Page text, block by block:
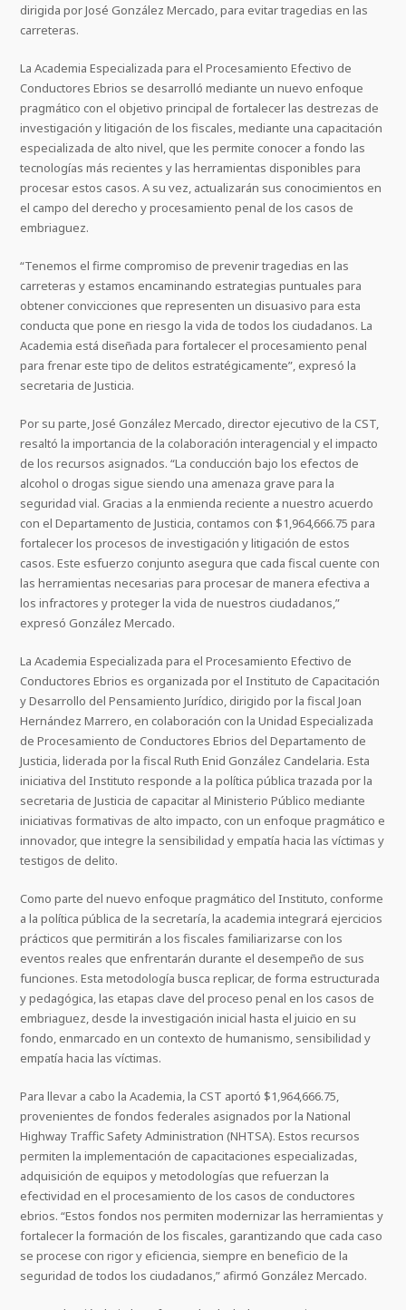
dirigida por José González Mercado, para evitar tragedias en las
carreteras.
La Academia Especializada para el Procesamiento Efectivo de
Conductores Ebrios se desarrolló mediante un nuevo enfoque
pragmático con el objetivo principal de fortalecer las destrezas de
investigación y litigación de los fiscales, mediante una capacitación
especializada de alto nivel, que les permite conocer a fondo las
tecnologías más recientes y las herramientas disponibles para
procesar estos casos. A su vez, actualizarán sus conocimientos en
el campo del derecho y procesamiento penal de los casos de
embriaguez.
“Tenemos el firme compromiso de prevenir tragedias en las
carreteras y estamos encaminando estrategias puntuales para
obtener convicciones que representen un disuasivo para esta
conducta que pone en riesgo la vida de todos los ciudadanos. La
Academia está diseñada para fortalecer el procesamiento penal
para frenar este tipo de delitos estratégicamente”, expresó la
secretaria de Justicia.
Por su parte, José González Mercado, director ejecutivo de la CST,
resaltó la importancia de la colaboración interagencial y el impacto
de los recursos asignados. “La conducción bajo los efectos de
alcohol o drogas sigue siendo una amenaza grave para la
seguridad vial. Gracias a la enmienda reciente a nuestro acuerdo
con el Departamento de Justicia, contamos con $1,964,666.75 para
fortalecer los procesos de investigación y litigación de estos
casos. Este esfuerzo conjunto asegura que cada fiscal cuente con
las herramientas necesarias para procesar de manera efectiva a
los infractores y proteger la vida de nuestros ciudadanos,”
expresó González Mercado.
La Academia Especializada para el Procesamiento Efectivo de
Conductores Ebrios es organizada por el Instituto de Capacitación
y Desarrollo del Pensamiento Jurídico, dirigido por la fiscal Joan
Hernández Marrero, en colaboración con la Unidad Especializada
de Procesamiento de Conductores Ebrios del Departamento de
Justicia, liderada por la fiscal Ruth Enid González Candelaria. Esta
iniciativa del Instituto responde a la política pública trazada por la
secretaria de Justicia de capacitar al Ministerio Público mediante
iniciativas formativas de alto impacto, con un enfoque pragmático e
innovador, que integre la sensibilidad y empatía hacia las víctimas y
testigos de delito.
Como parte del nuevo enfoque pragmático del Instituto, conforme
a la política pública de la secretaría, la academia integrará ejercicios
prácticos que permitirán a los fiscales familiarizarse con los
eventos reales que enfrentarán durante el desempeño de sus
funciones. Esta metodología busca replicar, de forma estructurada
y pedagógica, las etapas clave del proceso penal en los casos de
embriaguez, desde la investigación inicial hasta el juicio en su
fondo, enmarcado en un contexto de humanismo, sensibilidad y
empatía hacia las víctimas.
Para llevar a cabo la Academia, la CST aportó $1,964,666.75,
provenientes de fondos federales asignados por la National
Highway Traffic Safety Administration (NHTSA). Estos recursos
permiten la implementación de capacitaciones especializadas,
adquisición de equipos y metodologías que refuerzan la
efectividad en el procesamiento de los casos de conductores
ebrios. “Estos fondos nos permiten modernizar las herramientas y
fortalecer la formación de los fiscales, garantizando que cada caso
se procese con rigor y eficiencia, siempre en beneficio de la
seguridad de todos los ciudadanos,” afirmó González Mercado.